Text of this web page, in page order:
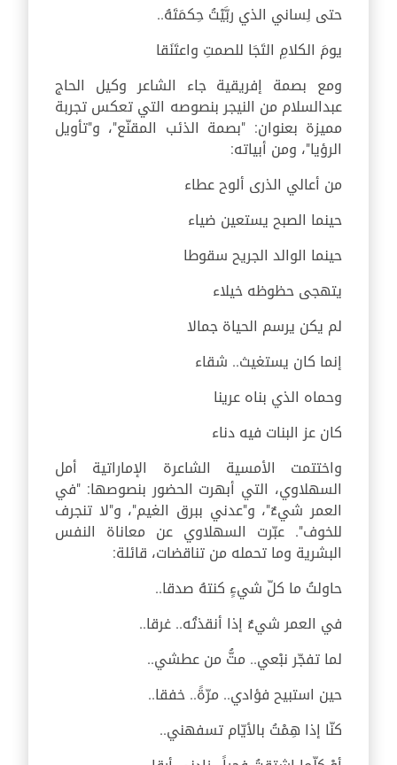
حتى لِساني الذي ربَّيْتُ حِكمَتَهُ..
يومَ الكلامِ التَجَا للصمتِ واعتَنَقا
ومع بصمة إفريقية جاء الشاعر وكيل الحاج
عبدالسلام من النيجر بنصوصه التي تعكس تجربة
مميزة بعنوان: "بصمة الذئب المقنّع"، و"تأويل
الرؤيا"، ومن أبياته:
من أعالي الذرى ألوح عطاء
حينما الصبح يستعين ضياء
حينما الوالد الجريح سقوطا
يتهجى حظوظه خيلاء
لم يكن يرسم الحياة جمالا
إنما كان يستغيث.. شقاء
وحماه الذي بناه عرينا
كان عز البنات فيه دناء
واختتمت الأمسية الشاعرة الإماراتية أمل
السهلاوي، التي أبهرت الحضور بنصوصها: "في
العمر شيءٌ"، و"عدني ببرق الغيم"، و"لا تنجرف
للخوف". عبّرت السهلاوي عن معاناة النفس
البشرية وما تحمله من تناقضات، قائلة:
حاولتُ ما كلّ شيءٍ كنتهُ صدقا..
في العمر شيءٌ إذا أنقذتُه.. غرقا..
لما تفجّر نبْعي.. متُّ من عطشي..
حين استبيح فؤادي.. مرّةً.. خفقا..
كنّا إذا هِمْتُ بالأيّام تسفهني..